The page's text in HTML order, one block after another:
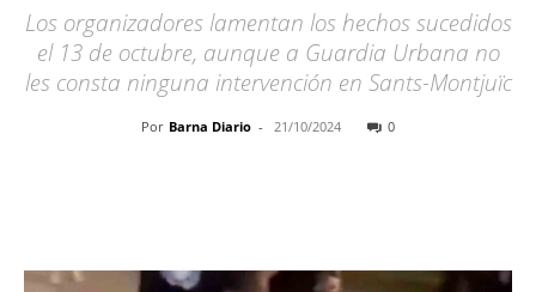
Los organizadores lamentan los hechos sucedidos
el 13 de octubre, aunque a Guardia Urbana no
les consta ninguna intervención en Sants-Montjuïc
Por Barna Diario - 21/10/2024 0